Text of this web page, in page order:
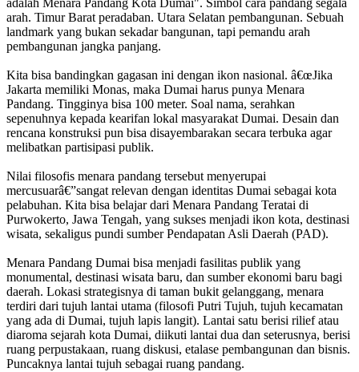
adalah Menara Pandang Kota Dumai". Simbol cara pandang segala
arah. Timur Barat peradaban. Utara Selatan pembangunan. Sebuah
landmark yang bukan sekadar bangunan, tapi pemandu arah
pembangunan jangka panjang.
Kita bisa bandingkan gagasan ini dengan ikon nasional. â€œJika
Jakarta memiliki Monas, maka Dumai harus punya Menara
Pandang. Tingginya bisa 100 meter. Soal nama, serahkan
sepenuhnya kepada kearifan lokal masyarakat Dumai. Desain dan
rencana konstruksi pun bisa disayembarakan secara terbuka agar
melibatkan partisipasi publik.
Nilai filosofis menara pandang tersebut menyerupai
mercusuarâ€”sangat relevan dengan identitas Dumai sebagai kota
pelabuhan. Kita bisa belajar dari Menara Pandang Teratai di
Purwokerto, Jawa Tengah, yang sukses menjadi ikon kota, destinasi
wisata, sekaligus pundi sumber Pendapatan Asli Daerah (PAD).
Menara Pandang Dumai bisa menjadi fasilitas publik yang
monumental, destinasi wisata baru, dan sumber ekonomi baru bagi
daerah. Lokasi strategisnya di taman bukit gelanggang, menara
terdiri dari tujuh lantai utama (filosofi Putri Tujuh, tujuh kecamatan
yang ada di Dumai, tujuh lapis langit). Lantai satu berisi rilief atau
diaroma sejarah kota Dumai, diikuti lantai dua dan seterusnya, berisi
ruang perpustakaan, ruang diskusi, etalase pembangunan dan bisnis.
Puncaknya lantai tujuh sebagai ruang pandang.